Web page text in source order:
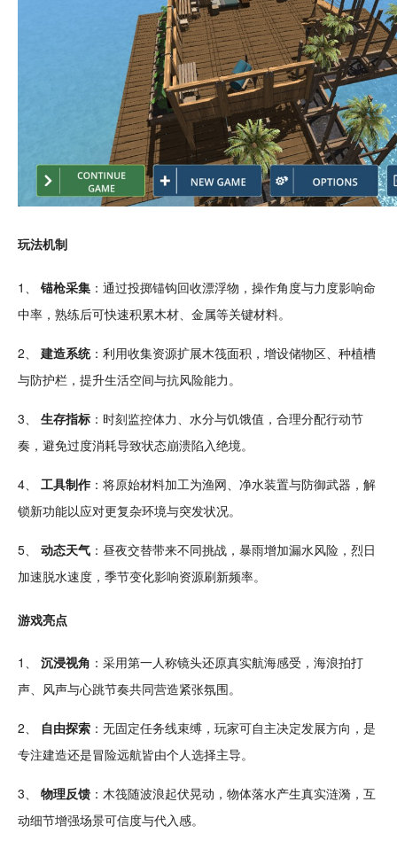
玩法机制
1、 锚枪采集 ：通过投掷锚钩回收漂浮物，操作角度与力度影响命
中率，熟练后可快速积累木材、金属等关键材料。
2、 建造系统：利用收集资源扩展木筏面积，增设储物区、 种植槽
与防护栏，提升生活空间与抗风险能力。
3、 生存指标 ：时刻监控体力、水分与饥饿值，合理分配行动节
奏 ，避免过度消耗导致状态崩溃陷入绝境。
4、 工具制作 ：将原始材料加工为渔网、净水装置与防御武器 ， 解
锁新功能以应对更复杂环境与突发状况。
5、 动态天气 ：昼夜交替带来不同挑战 ， 暴雨增加漏水风险，烈日
加速脱水速度，季节变化影响资源刷新频率。
游戏亮点
1、 沉浸视角 ：采用第一人称镜头还原真实航海感受，海浪拍打
声、风声与心跳节奏共同营造紧张氛围。
2、 自由探索 ：无固定任务线束缚，玩家可自主决定发展方向，是
专注建造还是冒险远航皆由个人选择主导。
3、 物理反馈 ：木筏随波浪起伏晃动，物体落水产生真实涟漪， 互
动细节增强场景可信度与代入感。